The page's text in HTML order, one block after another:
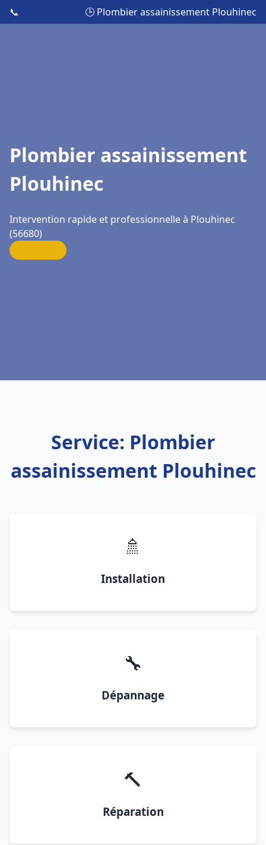
📞 🕒 Plombier assainissement Plouhinec
Plombier assainissement
Plouhinec
Intervention rapide et professionnelle à Plouhinec
(56680)
Service: Plombier
assainissement Plouhinec
🚿
Installation
🔧
Dépannage
🔨
Réparation